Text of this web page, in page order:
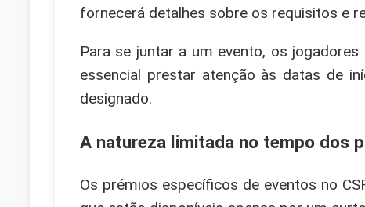
fornecerá detalhes sobre os requisitos e
Para se juntar a um evento, os
essencial prestar atenção às datas de
designado.
A natureza limitada no tempo dos
Os prémios específicos de eventos no